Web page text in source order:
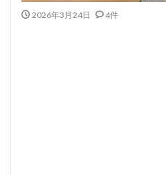
2026年3月24日 4件